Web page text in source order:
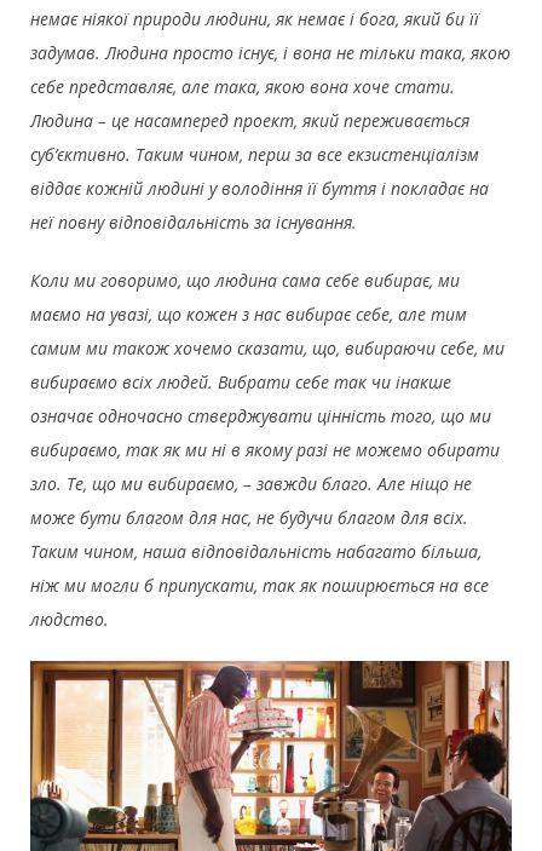
немає ніякої природи людини, як немає і бога, який би її
задумав. Людина просто існує, і вона не тільки така, якою
себе представляє, але така, якою вона хоче стати.
Людина – це насамперед проект, який переживається
суб’єктивно. Таким чином, перш за все екзистенціалізм
віддає кожній людині у володіння її буття і покладає на
неї повну відповідальність за існування.
Коли ми говоримо, що людина сама себе вибирає, ми
маємо на увазі, що кожен з нас вибирає себе, але тим
самим ми також хочемо сказати, що, вибираючи себе, ми
вибираємо всіх людей. Вибрати себе так чи інакше
означає одночасно стверджувати цінність того, що ми
вибираємо, так як ми ні в якому разі не можемо обирати
зло. Те, що ми вибираємо, – завжди благо. Але ніщо не
може бути благом для нас, не будучи благом для всіх.
Таким чином, наша відповідальність набагато більша,
ніж ми могли б припускати, так як поширюється на все
людство.